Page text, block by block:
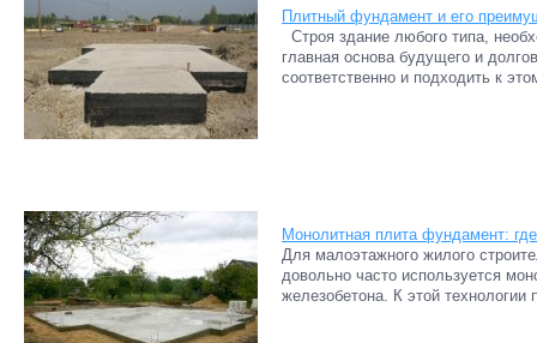
Плитный фундамент и его
Строя здание любого типа,
главная основа будущего и
соответственно и подходить к
Монолитная плита фундамент:
Для малоэтажного жилого
довольно часто используется
железобетона. К этой технологии